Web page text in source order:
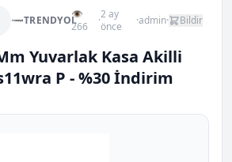
TRENDYOL👁
266
·2 ay
önce
·admin· Bildir
Yuvarlak Kasa Akilli
P - %30 İndirim